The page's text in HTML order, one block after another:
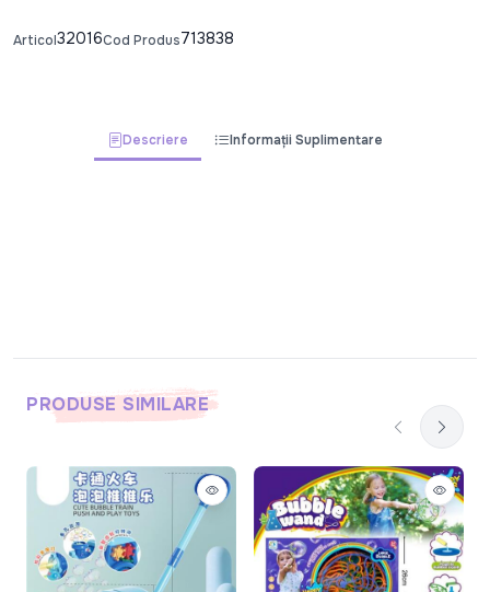
Articol32016Cod Produs713838
Descriere Informații Suplimentare
PRODUSE SIMILARE